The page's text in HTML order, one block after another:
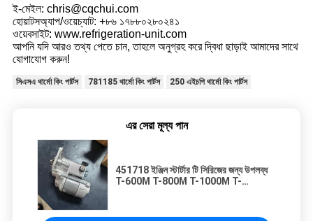
ই-মেইল: chris@cqchui.com
হোয়াটসঅ্যাপ/ওয়েচ্যাট: +৮৬ ১৭৮৮০২৮০২৪১
ওয়েবসাইট: www.refrigeration-unit.com
আপনি যদি আরও তথ্য পেতে চান, তাহলে অনুগ্রহ করে দ্বিধা ছাড়াই আমাদের সাথে
যোগাযোগ করুন!
সিএসএ থার্মো কিং পার্টস 781185 থার্মো কিং পার্টস 250 এইচপি থার্মো কিং পার্টস
এর সেরা মূল্য পান
451718 ইঞ্জিন স্টার্টার টি সিরিজের জন্য উপলব্ধ
T-600M T-800M T-1000M T-